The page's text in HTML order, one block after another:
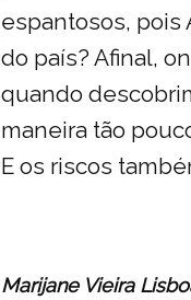
espantosos, pois
do país? Afinal,
quando
maneira tão
E os riscos
Marijane Vieira